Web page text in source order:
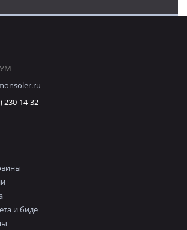
и биде
230-14-32